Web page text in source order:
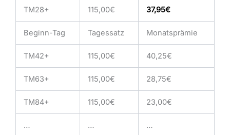
TM28+ 115,00€ 37,95€
Beginn-Tag Tagessatz Monatsprämie
TM42+ 115,00€ 40,25€
TM63+ 115,00€ 28,75€
TM84+ 115,00€ 23,00€
… … …